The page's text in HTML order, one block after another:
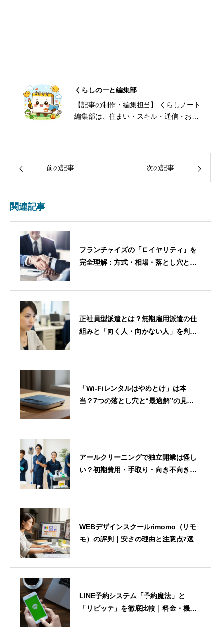
くらしのーと編集部
【記事の制作・編集担当】 くらしノート
編集部は、住まい・スキル・通信・お
体験・取材・事例を踏まえ、読者が「今
日やること」まで分かる記事づくりを心
前の記事 次の記事
関連記事
フランチャイズの「ロイヤリティ」を
完全理解：方式・相場・落とし穴と契
正社員型派遣とは？無期雇用派遣の仕
組みと「向く人・向かない人」を判断
「Wi-Fiレンタルはやめとけ」は本
当？7つの落とし穴と“最適解”の見つ
アールクリーニングで独立開業は怪し
い？初期費用・手取り・向き不向きを
WEBデザインスクールrimomo（リモ
モ）の評判｜安さの理由と注意点7選
LINE予約システム「予約魔法」と
「リピッテ」を徹底比較｜料金・機